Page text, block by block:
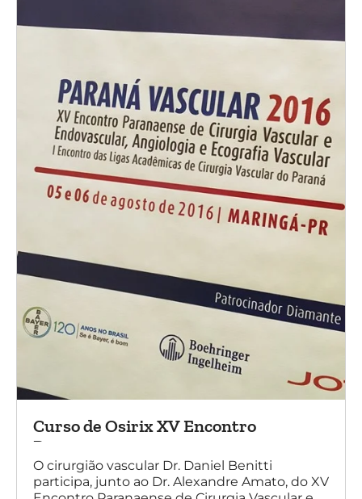
Curso de Osirix XV Encontro
Paranaense
O cirurgião vascular Dr. Daniel Benitti
participa, junto ao Dr. Alexandre Amato, do XV